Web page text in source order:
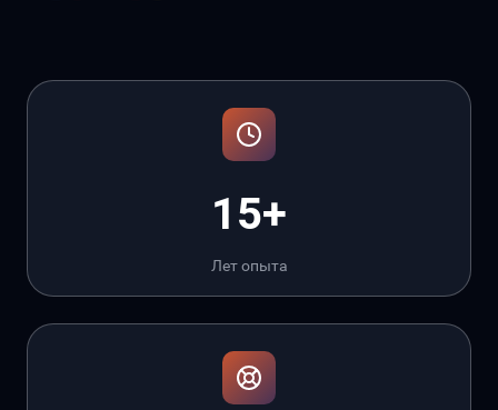
15+
Лет опыта